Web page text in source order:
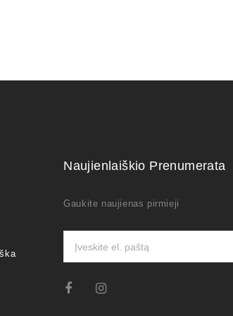
Naujienlaiškio Prenumerata
Gaukite naujienas pirmieji